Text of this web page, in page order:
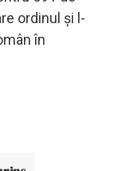
ordinul și l-
în